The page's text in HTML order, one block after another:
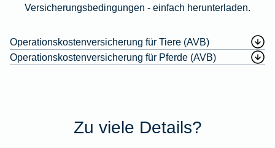
Versicherungsbedingungen - einfach herunterladen.
Operationskostenversicherung für Tiere (AVB)
Operationskostenversicherung für Pferde (AVB)
Zu viele Details?